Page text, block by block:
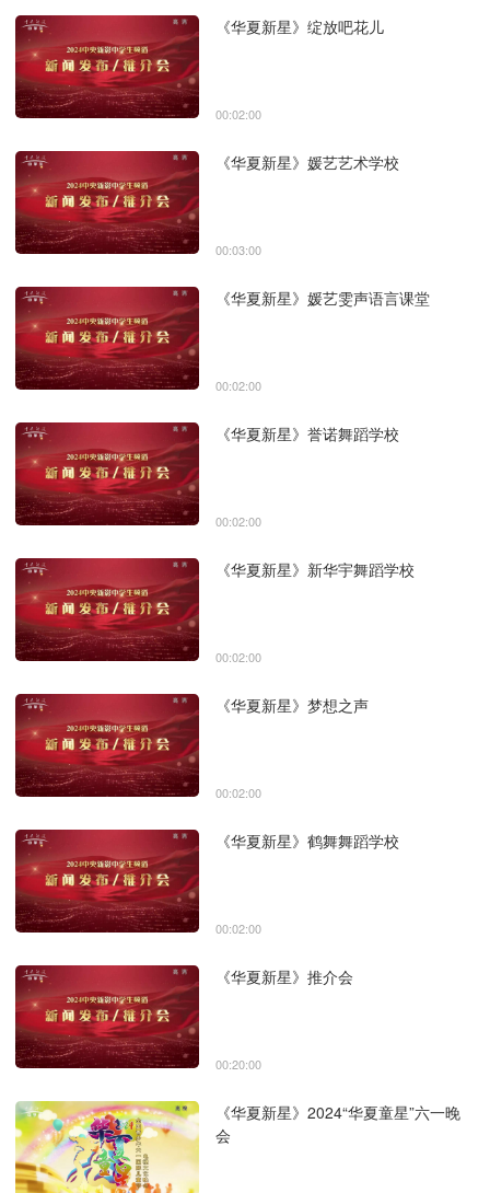
《华夏新星》绽放吧花儿
00:02:00
《华夏新星》媛艺艺术学校
00:03:00
《华夏新星》媛艺雯声语言课堂
00:02:00
《华夏新星》誉诺舞蹈学校
00:02:00
《华夏新星》新华宇舞蹈学校
00:02:00
《华夏新星》梦想之声
00:02:00
《华夏新星》鹤舞舞蹈学校
00:02:00
《华夏新星》推介会
00:20:00
《华夏新星》2024“华夏童星”六一晚
会